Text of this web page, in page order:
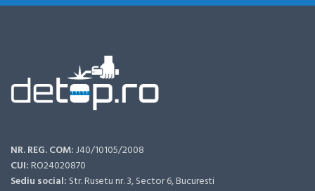
NR. REG. COM:J40/10105/2008
CUI:RO24020870
Sediu social: Str. Rusetu nr. 3, Sector 6, Bucuresti